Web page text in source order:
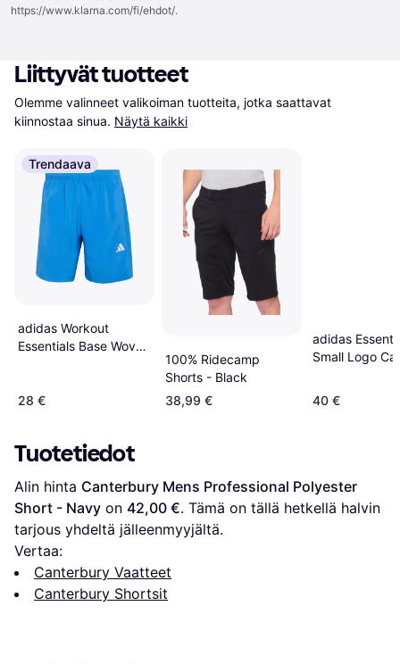
https://www.klarna.com/fi/ehdot/.
Liittyvät tuotteet
Olemme valinneet valikoiman tuotteita, jotka saattavat
kiinnostaa sinua. Näytä kaikki
Trendaava
adidas Workout
Essentials Base Woven
28 €
100% Ridecamp
Shorts - Black
38,99 €
adidas
Small Logo
40 €
Tuotetiedot
Alin hinta Canterbury Mens Professional Polyester
Short - Navy on 42,00 €. Tämä on tällä hetkellä halvin
tarjous yhdeltä jälleenmyyjältä.
Vertaa:
Canterbury Vaatteet
Canterbury Shortsit